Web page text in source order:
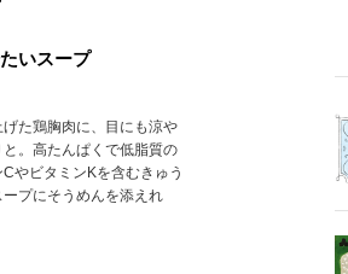
いスープ
た鶏胸肉に、目にも涼や
。高たんぱくで低脂質の
やビタミンKを含むきゅう
プにそうめんを添えれ